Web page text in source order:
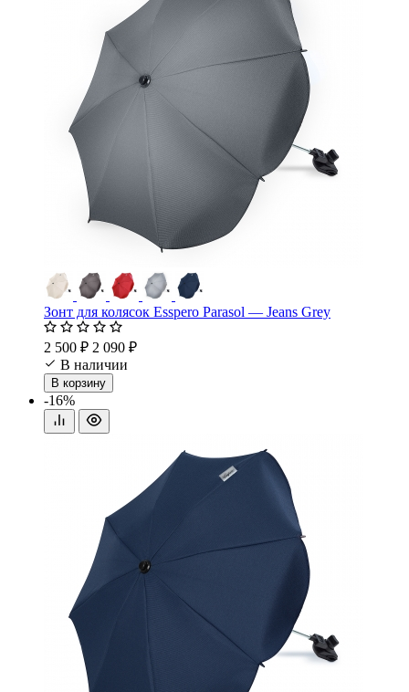
Зонт для колясок Esspero Parasol — Jeans Grey
2 500 ₽ 2 090 ₽
В наличии
В корзину
-16%